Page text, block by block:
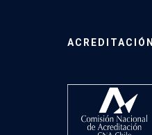
ACREDITACIÓN